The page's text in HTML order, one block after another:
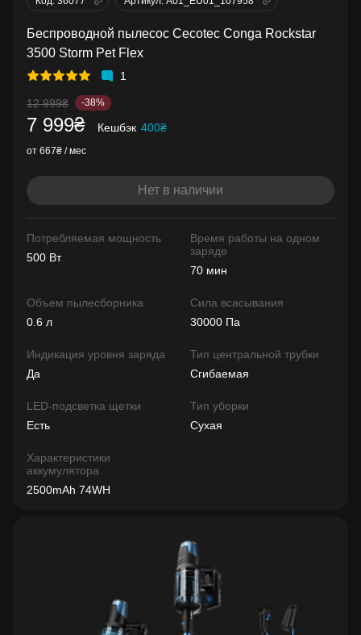
Беспроводной пылесос Cecotec Conga Rockstar
3500 Storm Pet Flex
1
12 999₴ -38%
7 999₴ Кешбэк 400₴
от 667₴ / мес
Нет в наличии
Потребляемая мощность
500 Вт
Время работы на одном
заряде
70 мин
Объем пылесборника
0.6 л
Сила всасывания
30000 Па
Индикация уровня заряда
Да
Тип центральной трубки
Сгибаемая
LED-подсветка щетки
Есть
Тип уборки
Сухая
Характеристики
аккумулятора
2500mAh 74WH